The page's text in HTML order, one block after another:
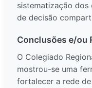
sistematização dos
de decisão
Conclusões e/ou
O Colegiado
mostrou-se uma
fortalecer a rede